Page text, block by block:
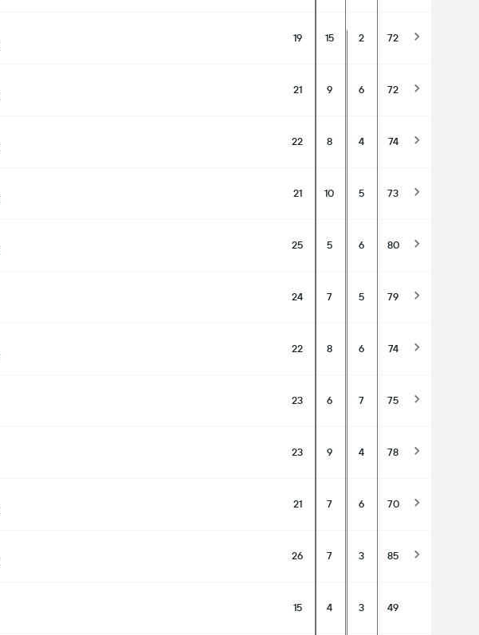
19 15 2 72
21 9 6 72
22 8 4 74
21 10 5 73
25 5 6 80
24 7 5 79
22 8 6 74
23 6 7 75
23 9 4 78
21 7 6 70
26 7 3 85
15 4 3 49